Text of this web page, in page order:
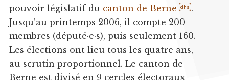
pouvoir législatif du canton de Berne dhs .
Jusqu’au printemps 2006, il compte 200
membres (député·e·s), puis seulement 160.
Les élections ont lieu tous les quatre ans,
au scrutin proportionnel. Le canton de
Berne est divisé en 9 cercles électoraux